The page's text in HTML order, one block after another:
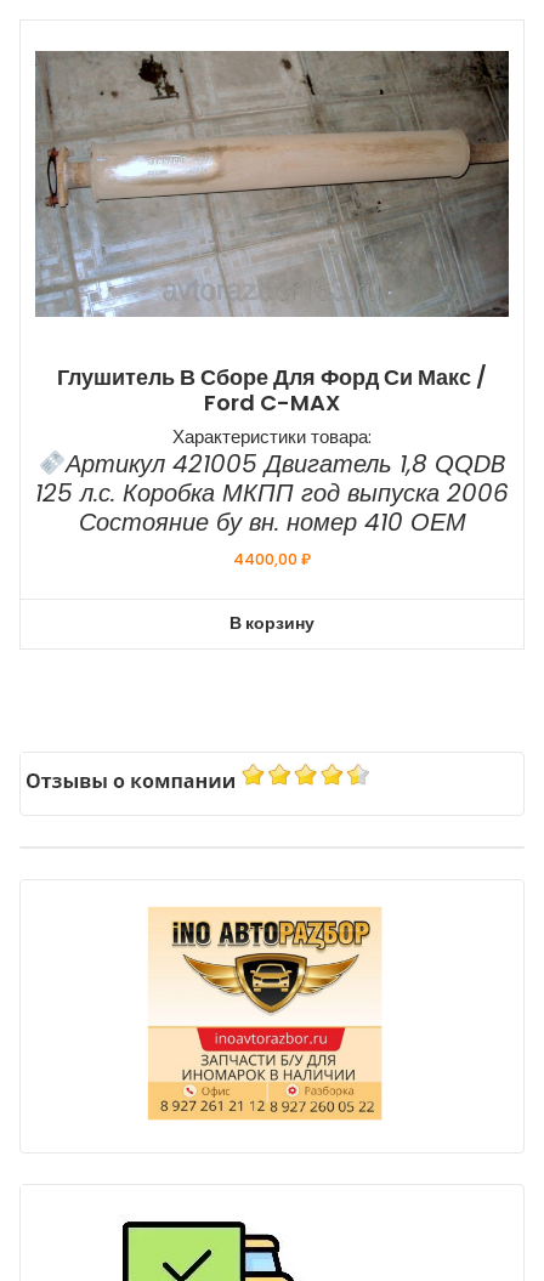
Глушитель В Сборе Для Форд Си Макс /
Ford C-MAX
Характеристики товара:
Артикул 421005 Двигатель 1,8 QQDB
125 л.с. Коробка МКПП год выпуска 2006
Состояние бу вн. номер 410 ОЕМ
4400,00₽
В корзину